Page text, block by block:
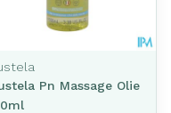
Pn Massage Olie